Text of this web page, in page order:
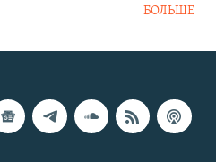
БОЛЬШЕ